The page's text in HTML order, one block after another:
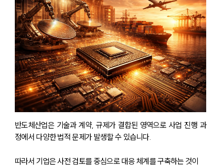
반도체산업은 기술과 계약, 규제가 결합된 영역으로 사업 진행 과
정에서 다양한 법적 문제가 발생할 수 있습니다.
따라서 기업은 사전 검토를 중심으로 대응 체계를 구축하는 것이